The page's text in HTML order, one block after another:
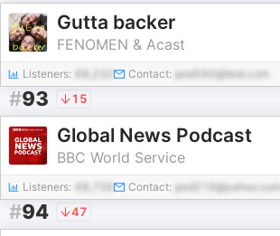
Gutta backer
FENOMEN & Acast
Listeners: Contact: pod590@test.com
#93 15
Global News Podcast
BBC World Service
Listeners: Contact: pod216@yahoo.com
#94 47